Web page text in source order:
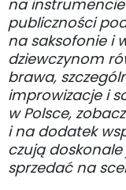
na instrumencie
publiczności
na saksofonie i
dziewczynom
brawa,
improwizacje i
w Polsce,
i na dodatek
czują
sprzedać na